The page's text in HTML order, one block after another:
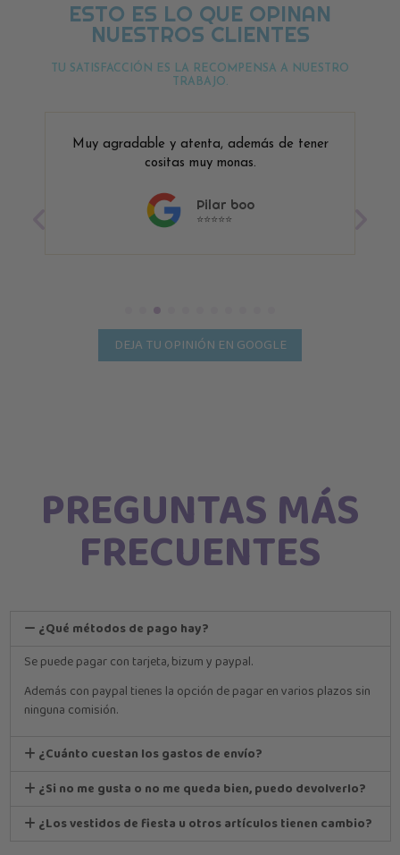
ESTO ES LO QUE OPINAN
NUESTROS CLIENTES
TU SATISFACCIÓN ES LA RECOMPENSA A NUESTRO
TRABAJO.
Muy agradable y atenta, además de tener
cositas muy monas.
Pilar boo
⭐⭐⭐⭐⭐
DEJA TU OPINIÓN EN GOOGLE
PREGUNTAS MÁS
FRECUENTES
¿Qué métodos de pago hay?
Se puede pagar con tarjeta, bizum y paypal.
Además con paypal tienes la opción de pagar en varios plazos sin
ninguna comisión.
¿Cuánto cuestan los gastos de envío?
¿Si no me gusta o no me queda bien, puedo devolverlo?
¿Los vestidos de fiesta u otros artículos tienen cambio?